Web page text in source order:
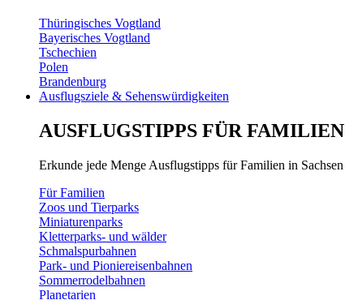
Thüringisches Vogtland
Bayerisches Vogtland
Tschechien
Polen
Brandenburg
Ausflugsziele & Sehenswürdigkeiten
AUSFLUGSTIPPS FÜR FAMILIEN
Erkunde jede Menge Ausflugstipps für Familien in Sachsen
Für Familien
Zoos und Tierparks
Miniaturenparks
Kletterparks- und wälder
Schmalspurbahnen
Park- und Pioniereisenbahnen
Sommerrodelbahnen
Planetarien